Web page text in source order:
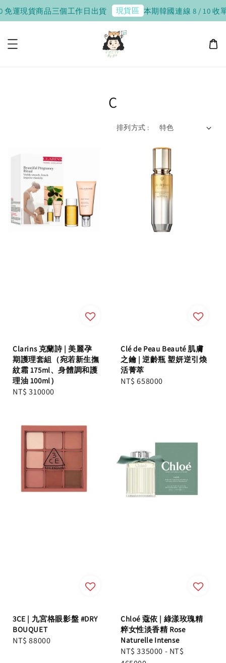
現貨商品三個工作日出貨 現貨區 本期韓國連線 8 / 10 收單，
C
排列方式 :
Clarins 克蘭詩 | 美麗孕
期護理套組（宛若新生撫
紋霜 175ml、身體調和護
理油 100ml）
Regular
NT$ 310000
Clé de Peau Beauté 肌膚
之鑰 | 逆齡瓶 塑妍逆引煥
活菁萃
Regular
NT$ 658000
3CE | 九宮格眼影盤 #DRY
BOUQUET
Regular
NT$ 88000
Chloé 蔻依 | 綠漾玫瑰精
粹女性淡香精 Rose
Naturelle Intense
Regular
NT$ 335000 - NT$